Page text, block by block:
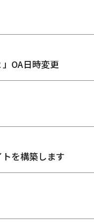
OA日時変更
を構築します